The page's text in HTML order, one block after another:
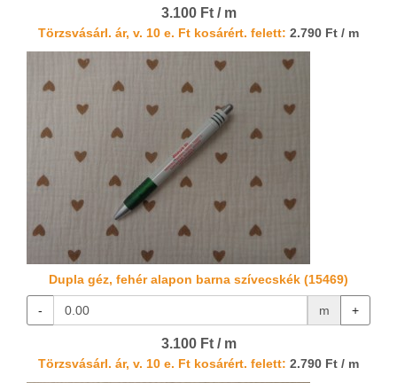
3.100 Ft / m
Törzsvásárl. ár, v. 10 e. Ft kosárért. felett: 2.790 Ft / m
Dupla géz, fehér alapon barna szívecskék (15469)
- m +
3.100 Ft / m
Törzsvásárl. ár, v. 10 e. Ft kosárért. felett: 2.790 Ft / m